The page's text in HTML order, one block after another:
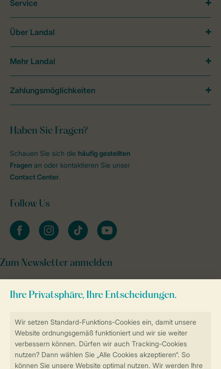
Sicher und schnell zur Online-Buchung
Haben Sie Fragen?
Schauen Sie sich die häufig gestellten
Fragen an oder kontaktieren Sie unser
Contact Center.
Follow Us
facebookinstagramtiktok youtube
Zum Newsletter anmelden
Service
Über Landal
Mehr Landal
Zahlungsmöglichkeiten